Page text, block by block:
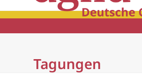
Tagungen